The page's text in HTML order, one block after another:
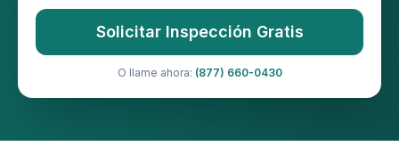
Solicitar Inspección Gratis
O llame ahora: (877) 660-0430